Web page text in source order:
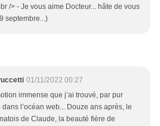
/> - Je vous aime Docteur... hâte de vous
septembre...)
01/11/2022 00:27
immense que j’ai trouvé, par pur
l’océan web... Douze ans après, le
de Claude, la beauté fière de